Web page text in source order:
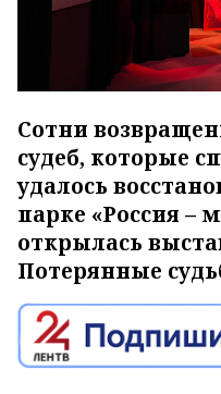
Сотни
судеб, которые
удалось
парке «Россия –
открылась
Потерянные